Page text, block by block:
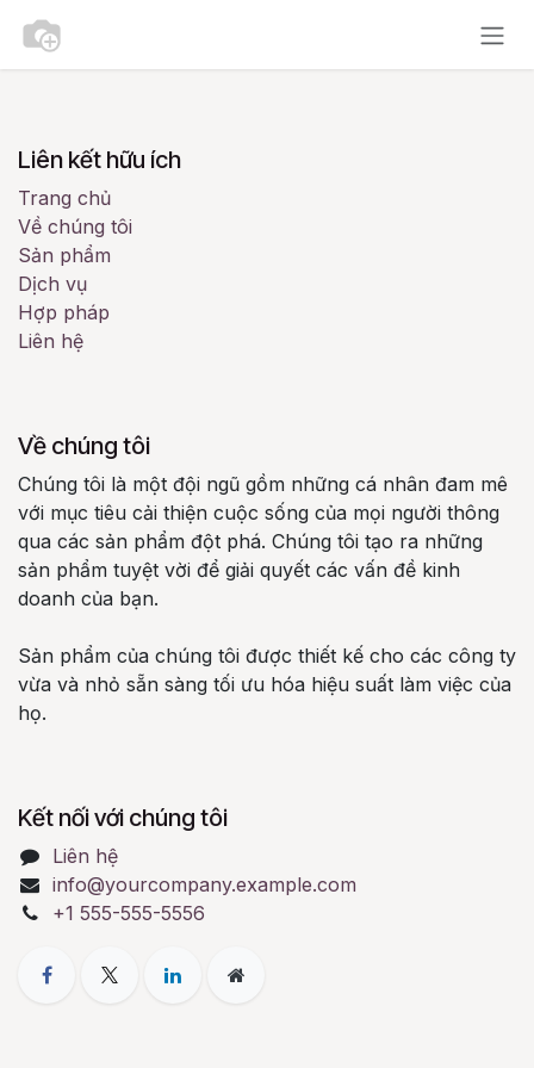
Liên kết hữu ích
Trang chủ
Về chúng tôi
Sản phẩm
Dịch vụ
Hợp pháp
Liên hệ
Về chúng tôi
Chúng tôi là một đội ngũ gồm những cá nhân đam mê
với mục tiêu cải thiện cuộc sống của mọi người thông
qua các sản phẩm đột phá. Chúng tôi tạo ra những
sản phẩm tuyệt vời để giải quyết các vấn đề kinh
doanh của bạn.
Sản phẩm của chúng tôi được thiết kế cho các công ty
vừa và nhỏ sẵn sàng tối ưu hóa hiệu suất làm việc của
họ.
Kết nối với chúng tôi
Liên hệ
info@yourcompany.example.com
+1 555-555-5556